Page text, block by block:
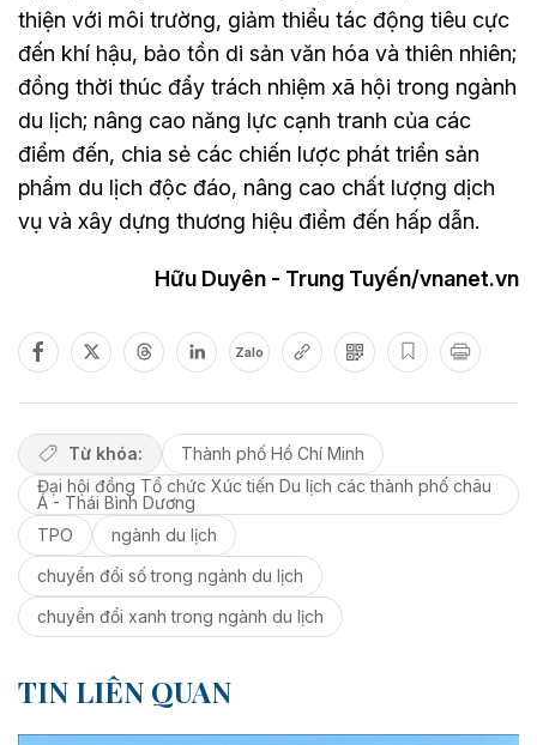
thiện với môi trường, giảm thiểu tác động tiêu cực
đến khí hậu, bảo tồn di sản văn hóa và thiên nhiên;
đồng thời thúc đẩy trách nhiệm xã hội trong ngành
du lịch; nâng cao năng lực cạnh tranh của các
điểm đến, chia sẻ các chiến lược phát triển sản
phẩm du lịch độc đáo, nâng cao chất lượng dịch
vụ và xây dựng thương hiệu điểm đến hấp dẫn.
Hữu Duyên - Trung Tuyến/vnanet.vn
Zalo
Từ khóa:
Thành phố Hồ Chí Minh
Đại hội đồng Tổ chức Xúc tiến Du lịch các thành phố châu
Á - Thái Bình Dương
TPO
ngành du lịch
chuyển đổi số trong ngành du lịch
chuyển đổi xanh trong ngành du lịch
TIN LIÊN QUAN